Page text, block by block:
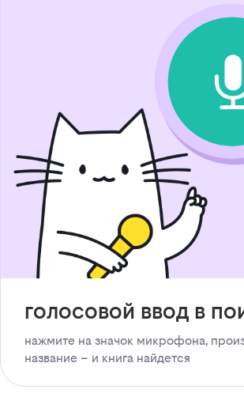
голосовой ввод в
нажмите на значок микрофона,
название – и книга найдется